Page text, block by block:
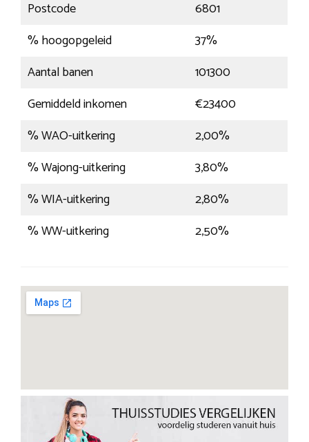
Postcode
6801
% hoogopgeleid
37%
Aantal banen
101300
Gemiddeld inkomen
€23400
% WAO-uitkering
2,00%
% Wajong-uitkering
3,80%
% WIA-uitkering
2,80%
% WW-uitkering
2,50%